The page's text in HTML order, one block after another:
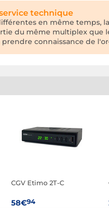
technique
en même temps,
du même multiplex que
connaissance de
CGV Etimo 2T-C
58€94